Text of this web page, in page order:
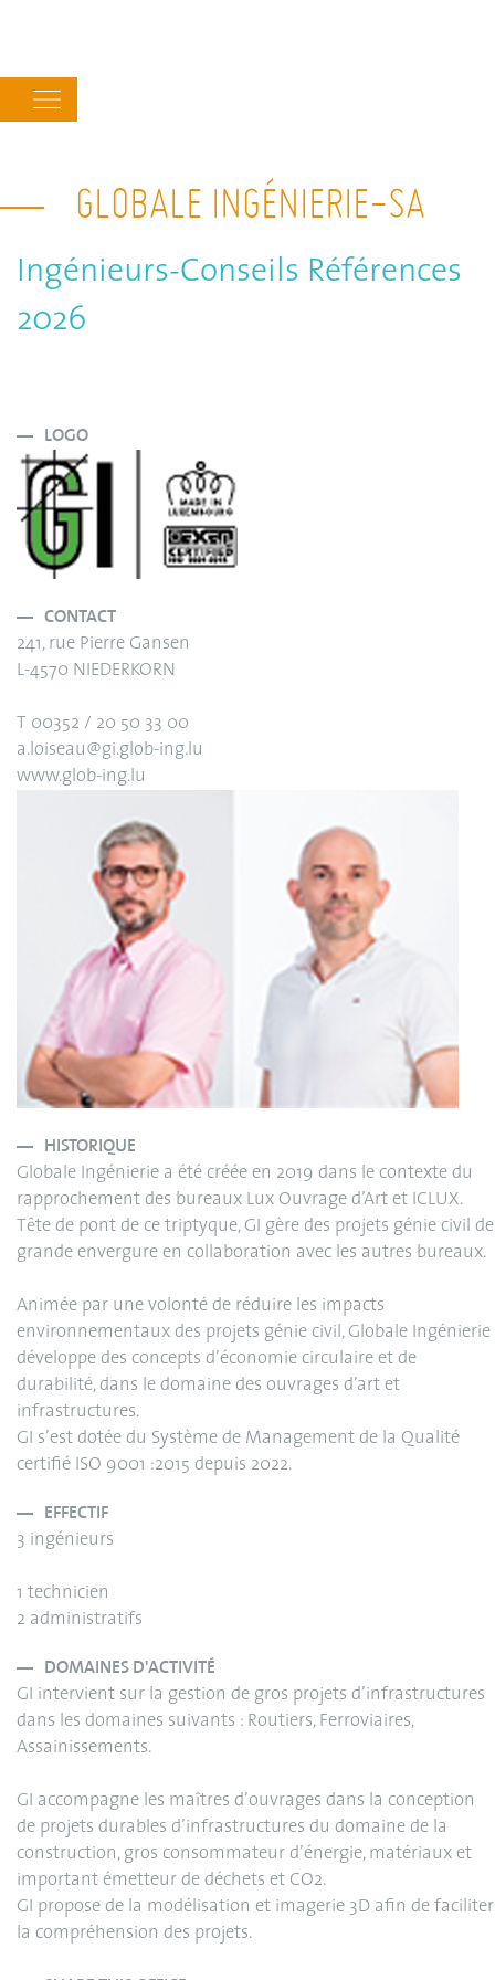
navigation
GLOBALE INGÉNIERIE-SA
Ingénieurs-Conseils Références
2026
LOGO
CONTACT
241, rue Pierre Gansen
L-4570 NIEDERKORN
T 00352 / 20 50 33 00
a.loiseau@gi.glob-ing.lu
www.glob-ing.lu
HISTORIQUE
Globale Ingénierie a été créée en 2019 dans le contexte du
rapprochement des bureaux Lux Ouvrage d’Art et ICLUX.
Tête de pont de ce triptyque, GI gère des projets génie civil de
grande envergure en collaboration avec les autres bureaux.
Animée par une volonté de réduire les impacts
environnementaux des projets génie civil, Globale Ingénierie
développe des concepts d’économie circulaire et de
durabilité, dans le domaine des ouvrages d’art et
infrastructures.
GI s’est dotée du Système de Management de la Qualité
certifié ISO 9001 :2015 depuis 2022.
EFFECTIF
3 ingénieurs
1 technicien
2 administratifs
DOMAINES D'ACTIVITÉ
GI intervient sur la gestion de gros projets d’infrastructures
dans les domaines suivants : Routiers, Ferroviaires,
Assainissements.
GI accompagne les maîtres d’ouvrages dans la conception
de projets durables d’infrastructures du domaine de la
construction, gros consommateur d’énergie, matériaux et
important émetteur de déchets et CO2.
GI propose de la modélisation et imagerie 3D afin de faciliter
la compréhension des projets.